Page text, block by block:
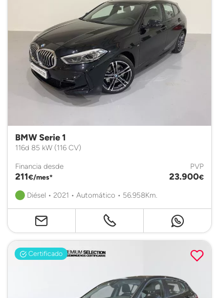
BMW Serie 1
116d 85 kW (116 CV)
Financia desde
211€/mes*
PVP
23.900€
Diésel • 2021 • Automático • 56.958Km.
Certificado